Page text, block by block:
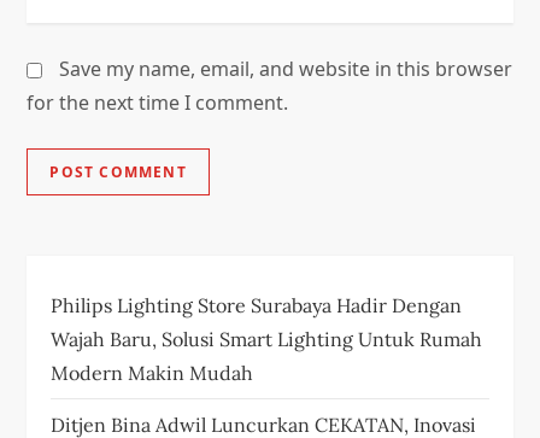
Save my name, email, and website in this browser
for the next time I comment.
Philips Lighting Store Surabaya Hadir Dengan
Wajah Baru, Solusi Smart Lighting Untuk Rumah
Modern Makin Mudah
Ditjen Bina Adwil Luncurkan CEKATAN, Inovasi